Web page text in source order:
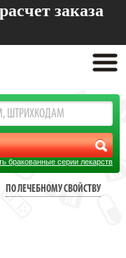
расчет заказа
бракованные серии лекарств
ПО ЛЕЧЕБНОМУ СВОЙСТВУ